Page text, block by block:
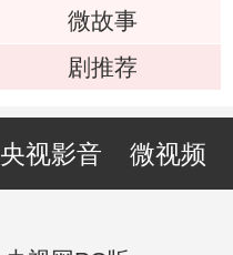
微故事
剧推荐
央视影音 微视频